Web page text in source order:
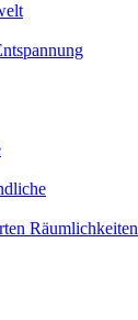
Räumlichkeiten